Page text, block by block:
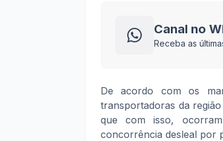
Canal no
Receba as
De acordo com os
transportadoras da
que com isso,
concorrência desleal por